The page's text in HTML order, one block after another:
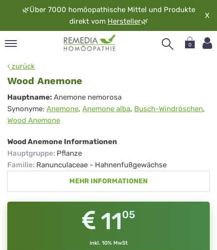
🌿Über 7000 homöopathische Mittel und Produkte
direkt vom Hersteller🌿
X
0
zurück
Wood Anemone
Wood
Anemone
Hauptname: Anemone nemorosa
Synonyme: Anemone, Anemone alba, Busch-Windröschen,
Wood Anemone
Wood Anemone Informationen
Hauptgruppe: Pflanze
Familie: Ranunculaceae - Hahnenfußgewächse
MEHR INFORMATIONEN
1105
inkl. 10% MwSt